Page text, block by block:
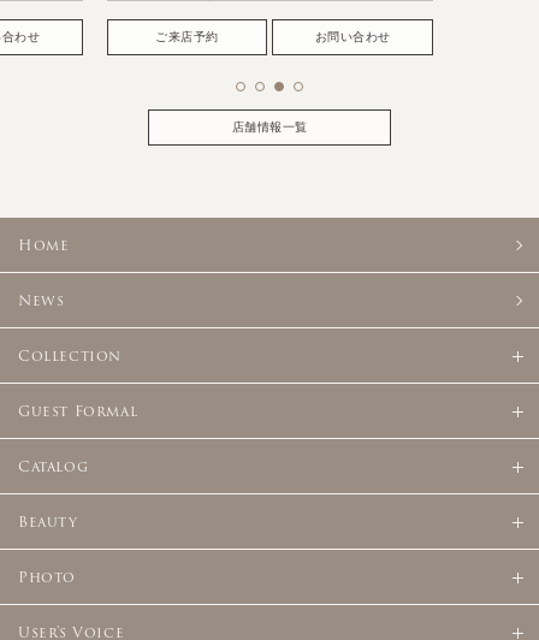
わせ ご来店予約 お問い合わせ
店舗情報一覧
Home
News
Collection
Guest Formal
Catalog
Beauty
Photo
User's Voice